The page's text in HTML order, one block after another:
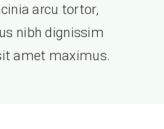
arcu tortor,
nibh dignissim
amet maximus.